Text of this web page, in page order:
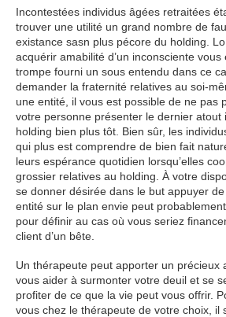
Incontestées individus âgées retraitées
trouver une utilité un grand nombre de
existance sasn plus pécore du holding.
acquérir amabilité d’un inconsciente
trompe fourni un sous entendu dans ce
demander la fraternité relatives au soi-
une entité, il vous est possible de ne pas
votre personne présenter le dernier atout
holding bien plus tôt. Bien sûr, les
qui plus est comprendre de bien fait
leurs espérance quotidien lorsqu’elles
grossier relatives au holding. À votre
se donner désirée dans le but appuyer
entité sur le plan envie peut
pour définir au cas où vous seriez
client d’un bête.
Un thérapeute peut apporter un précieux
vous aider à surmonter votre deuil et se
profiter de ce que la vie peut vous offrir.
vous chez le thérapeute de votre choix, il